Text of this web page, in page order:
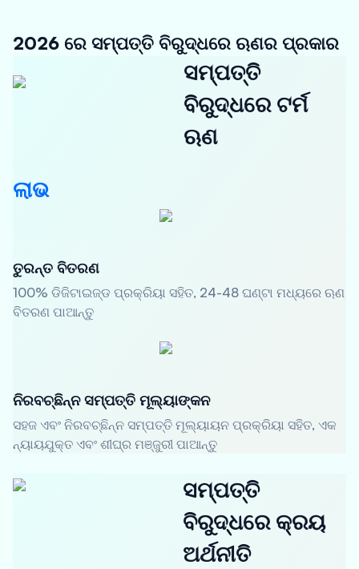
2026 ରେ ସମ୍ପତ୍ତି ବିରୁଦ୍ଧରେ ଋଣର ପ୍ରକାର
ସମ୍ପତ୍ତି
ବିରୁଦ୍ଧରେ ଟର୍ମ
ଋଣ
ଲାଭ
ତୁରନ୍ତ ବିତରଣ
100% ଡିଜିଟାଇଜ୍ଡ ପ୍ରକ୍ରିୟା ସହିତ, 24-48 ଘଣ୍ଟା ମଧ୍ୟରେ ଋଣ
ବିତରଣ ପାଆନ୍ତୁ
ନିରବଚ୍ଛିନ୍ନ ସମ୍ପତ୍ତି ମୂଲ୍ୟାଙ୍କନ
ସହଜ ଏବଂ ନିରବଚ୍ଛିନ୍ନ ସମ୍ପତ୍ତି ମୂଲ୍ୟାୟନ ପ୍ରକ୍ରିୟା ସହିତ, ଏକ
ନ୍ୟାୟଯୁକ୍ତ ଏବଂ ଶୀଘ୍ର ମଞ୍ଜୁରୀ ପାଆନ୍ତୁ
ସମ୍ପତ୍ତି
ବିରୁଦ୍ଧରେ କ୍ରୟ
ଅର୍ଥନୀତି